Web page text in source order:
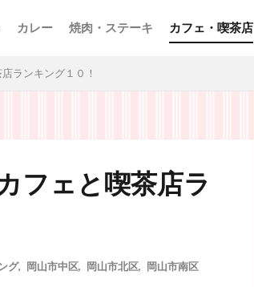
カレー 焼肉・ステーキ カフェ・喫茶店
ランキング１０！
フェと喫茶店ラ
グ, 岡山市中区, 岡山市北区,
岡山市南区